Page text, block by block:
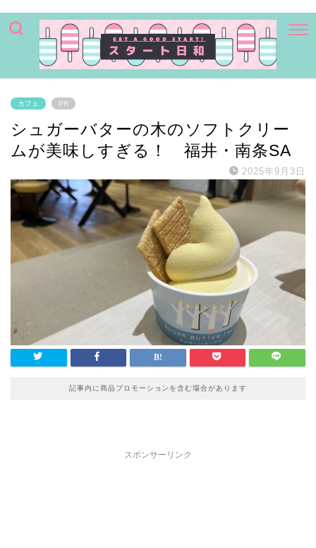
カフェ PR
シュガーバターの木のソフトクリー
ムが美味しすぎる！ 福井・南条SA
2025年9月3日
記事内に商品プロモーションを含む場合があります
スポンサーリンク